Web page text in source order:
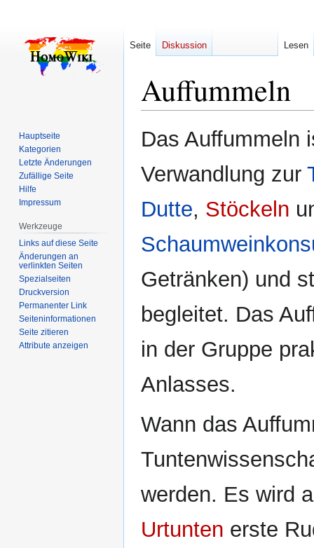
Auffummeln
Zur
Navigation
Zur
Suche
Das Auffummeln
Verwandlung zur
Dutte, Stöckeln
Getränken) und
begleitet. Das
in der Gruppe
Anlasses.
Wann das
werden. Es wird
Urtunten erste
Seite Diskussion Lesen
Hauptseite
Kategorien
Letzte Änderungen
Zufällige Seite
Hilfe
Impressum
Werkzeuge
Links auf diese Seite
Änderungen an
verlinkten Seiten
Spezialseiten
Druckversion
Permanenter Link
Seiten­­informationen
Seite zitieren
Attribute anzeigen